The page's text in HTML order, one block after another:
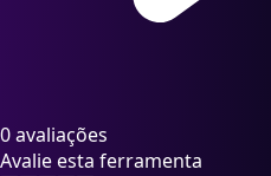
0 avaliações
Avalie esta ferramenta